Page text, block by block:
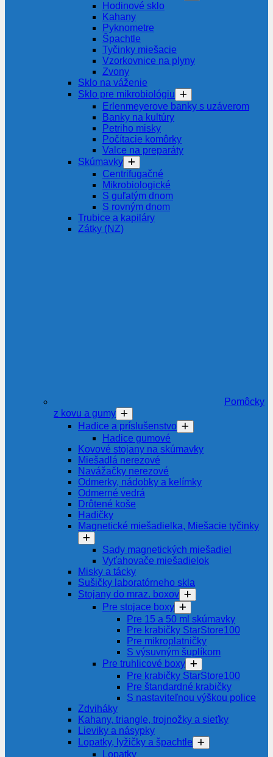
Hodinové sklo
Kahany
Pyknometre
Špachtle
Tyčinky miešacie
Vzorkovnice na plyny
Zvony
Sklo na váženie
Sklo pre mikrobiológiu
Erlenmeyerove banky s uzáverom
Banky na kultúry
Petriho misky
Počítacie komôrky
Valce na preparáty
Skúmavky
Centrifugačné
Mikrobiologické
S guľatým dnom
S rovným dnom
Trubice a kapiláry
Zátky (NZ)
Pomôcky
z kovu a gumy
Hadice a príslušenstvo
Hadice gumové
Kovové stojany na skúmavky
Miešadlá nerezové
Navážačky nerezové
Odmerky, nádobky a kelímky
Odmerné vedrá
Drôtené koše
Hadičky
Magnetické miešadielka, Miešacie tyčinky
Sady magnetických miešadiel
Vyťahovače miešadielok
Misky a tácky
Sušičky laboratórneho skla
Stojany do mraz. boxov
Pre stojace boxy
Pre 15 a 50 ml skúmavky
Pre krabičky StarStore100
Pre mikroplatničky
S výsuvným šuplíkom
Pre truhlicové boxy
Pre krabičky StarStore100
Pre štandardné krabičky
S nastaviteľnou výškou police
Zdviháky
Kahany, triangle, trojnožky a sieťky
Lieviky a násypky
Lopatky, lyžičky a špachtle
Lopatky